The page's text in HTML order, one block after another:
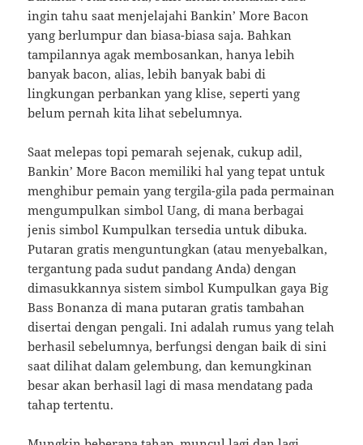
ingin tahu saat menjelajahi Bankin’ More Bacon
yang berlumpur dan biasa-biasa saja. Bahkan
tampilannya agak membosankan, hanya lebih
banyak bacon, alias, lebih banyak babi di
lingkungan perbankan yang klise, seperti yang
belum pernah kita lihat sebelumnya.
Saat melepas topi pemarah sejenak, cukup adil,
Bankin’ More Bacon memiliki hal yang tepat untuk
menghibur pemain yang tergila-gila pada permainan
mengumpulkan simbol Uang, di mana berbagai
jenis simbol Kumpulkan tersedia untuk dibuka.
Putaran gratis menguntungkan (atau menyebalkan,
tergantung pada sudut pandang Anda) dengan
dimasukkannya sistem simbol Kumpulkan gaya Big
Bass Bonanza di mana putaran gratis tambahan
disertai dengan pengali. Ini adalah rumus yang telah
berhasil sebelumnya, berfungsi dengan baik di sini
saat dilihat dalam gelembung, dan kemungkinan
besar akan berhasil lagi di masa mendatang pada
tahap tertentu.